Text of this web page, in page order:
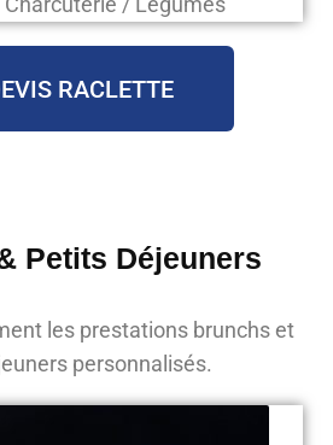
RACLETTE
Petits Déjeuners
les prestations brunchs et
personnalisés.